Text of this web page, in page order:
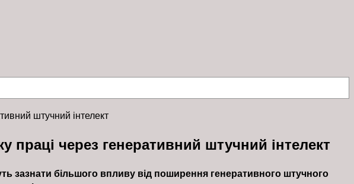
штучний інтелект
через генеративний штучний інтелект
зазнати більшого впливу від поширення генеративного штучного